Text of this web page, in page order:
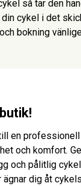
så tar den
cykel i det
bokning
en
och komfort.
och pålitlig
dig åt